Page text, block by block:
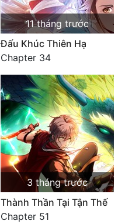
11 tháng trước
Đấu Khúc Thiên Hạ
Chapter 34
3 tháng trước
Thành Thần Tại Tận Thế
Chapter 51